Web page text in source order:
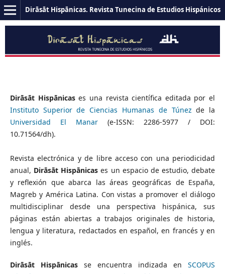
Dirāsāt Hispānicas. Revista Tunecina de Estudios Hispánicos
Dirāsāt Hispānicases una revista científica editada por el
Instituto Superior de Ciencias Humanas de Túnez de la
Universidad El Manar (e-ISSN: 2286-5977 / DOI:
10.71564/dh).
Revista electrónica y de libre acceso con una periodicidad
anual, Dirāsāt Hispānicas es un espacio de estudio, debate
y reflexión que abarca las áreas geográficas de España,
Magreb y América Latina. Con vistas a promover el diálogo
multidisciplinar desde una perspectiva hispánica, sus
páginas están abiertas a trabajos originales de historia,
lengua y literatura, redactados en español, en francés y en
inglés.
Dirāsāt Hispānicasse encuentra indizada enSCOPUS